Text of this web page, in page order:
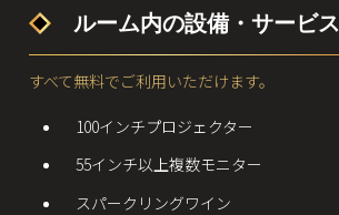
ルーム内の設備・サービス
すべて無料でご利用いただけます。
100インチプロジェクター
55インチ以上複数モニター
スパークリングワイン